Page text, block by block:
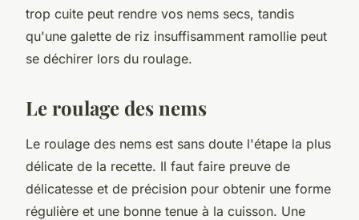
trop cuite peut rendre vos nems secs, tandis
qu'une galette de riz insuffisamment ramollie peut
se déchirer lors du roulage.
Le roulage des nems
Le roulage des nems est sans doute l'étape la plus
délicate de la recette. Il faut faire preuve de
délicatesse et de précision pour obtenir une forme
régulière et une bonne tenue à la cuisson. Une